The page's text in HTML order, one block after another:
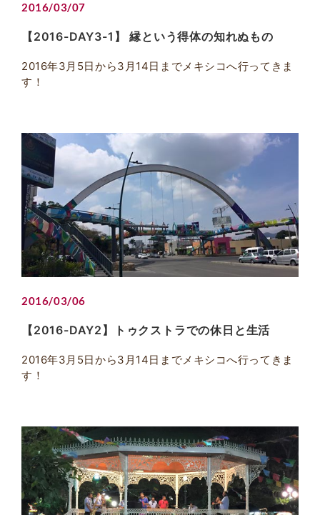
2016/03/07
【2016-DAY3-1】 縁という得体の知れぬもの
2016年3月5日から3月14日までメキシコへ行ってきま
す！
2016/03/06
【2016-DAY2】トゥクストラでの休日と生活
2016年3月5日から3月14日までメキシコへ行ってきま
す！